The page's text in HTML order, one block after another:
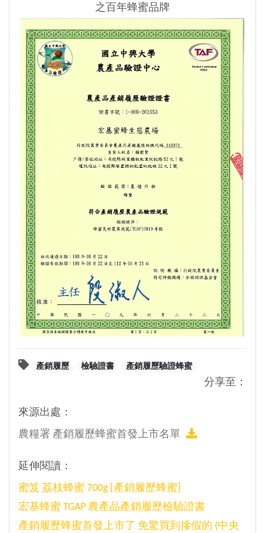
之百年蜂蜜品牌
產銷履歷 檢驗證書 產銷履歷驗證蜂蜜
分享至：
來源出處：
農糧署 產銷履歷蜂蜜首發上市名單
延伸閱讀：
蜜笈 荔枝蜂蜜 700g [產銷履歷蜂蜜]
宏基蜂蜜 TGAP 農產品產銷履歷檢驗證書
產銷履歷蜂蜜首發上市了 免驚買到摻假的 (中央